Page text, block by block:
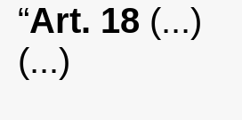
“Art. 18 (...)
(...)